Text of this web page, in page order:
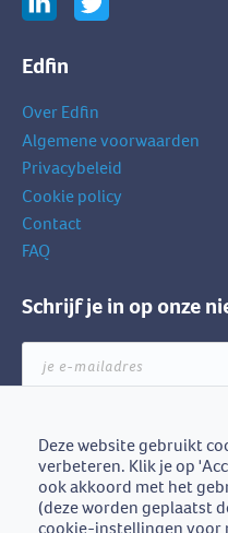
Edfin
Over Edfin
Algemene voorwaarden
Privacybeleid
Cookie policy
Contact
FAQ
Schrijf je in op onze
mailadres
Edfin is een
BZB-Fedafin
Deze website gebruikt
verbeteren. Klik je op
ook akkoord met het
(deze worden geplaatst
cookie-instellingen voor